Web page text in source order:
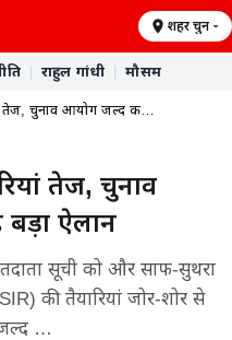
शहर चुनें
राहुल गांधी मौसम
तेज, चुनाव आयोग जल्द क…
तेज, चुनाव
ऐलान
सूची को और साफ-सुथरा
की तैयारियां जोर-शोर से
…